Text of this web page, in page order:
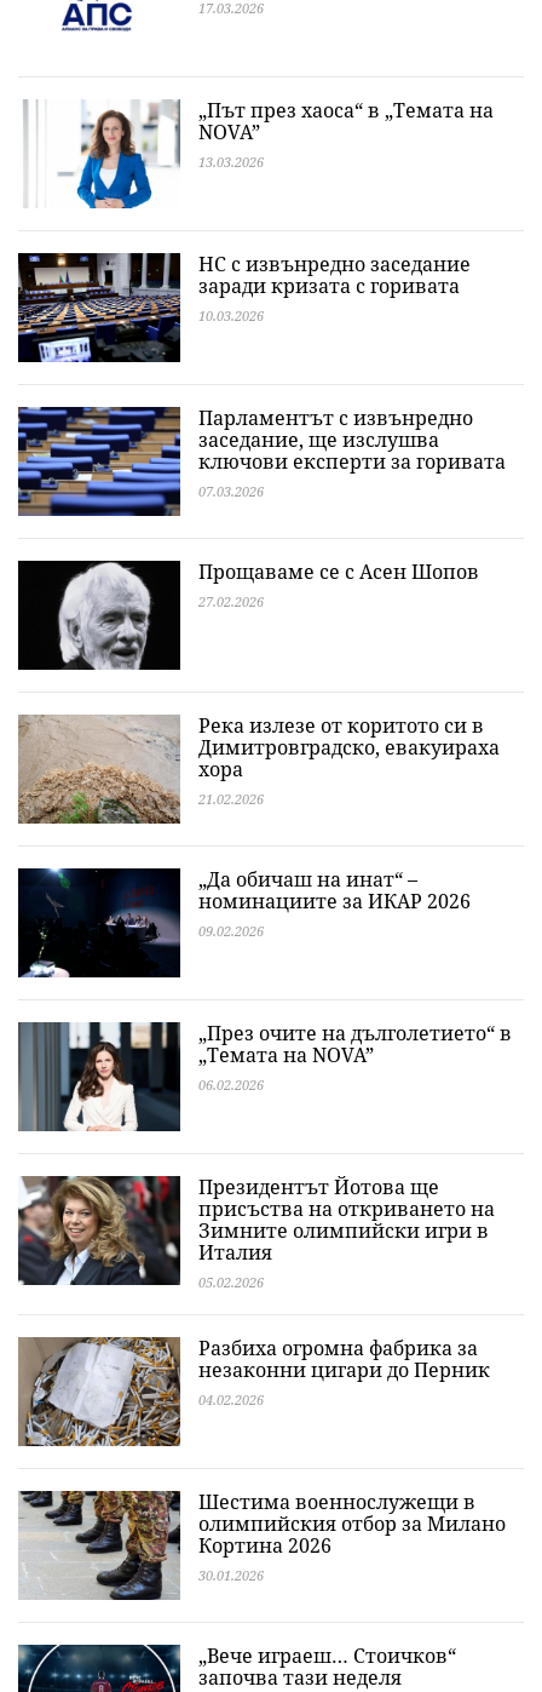
17.03.2026
„Път през хаоса“ в „Темата на
NOVA”
13.03.2026
НС с извънредно заседание
заради кризата с горивата
10.03.2026
Парламентът с извънредно
заседание, ще изслушва
ключови експерти за горивата
07.03.2026
Прощаваме се с Асен Шопов
27.02.2026
Река излезе от коритото си в
Димитровградско, евакуираха
хора
21.02.2026
„Да обичаш на инат“ –
номинациите за ИКАР 2026
09.02.2026
„През очите на дълголетието“ в
„Темата на NOVA”
06.02.2026
Президентът Йотова ще
присъства на откриването на
Зимните олимпийски игри в
Италия
05.02.2026
Разбиха огромна фабрика за
незаконни цигари до Перник
04.02.2026
Шестима военнослужещи в
олимпийския отбор за Милано
Кортина 2026
30.01.2026
„Вече играеш… Стоичков“
започва тази неделя